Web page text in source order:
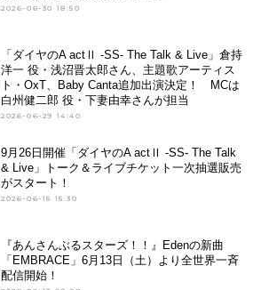
2026-06-30 18:50
「ダイヤのA actⅡ -SS- The Talk & Live」倉持
洋一 役・浅沼晋太郎さん、主題歌アーティス
ト・OxT、Baby Canta追加出演決定！ MCは
白州健二郎 役・下妻由幸さんが担当
2026-06-29 14:40
9月26日開催「ダイヤのA actⅡ -SS- The Talk
& Live」トーク＆ライブチケット一次抽選販売
がスタート！
2026-06-15 15:30
『あんさんぶるスターズ！！』Edenの新曲
「EMBRACE」6月13日（土）より全世界一斉
配信開始！